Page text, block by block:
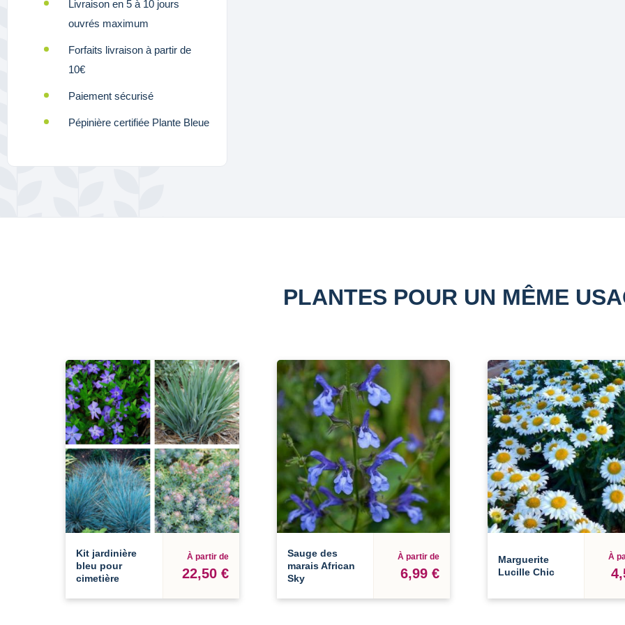
Livraison en 5 à 10 jours
ouvrés maximum
Forfaits livraison à partir de
10€
Paiement sécurisé
Pépinière certifiée Plante Bleue
PLANTES POUR UN MÊME
Kit jardinière
bleu pour
cimetière
À partir de
22,50 €
Sauge des
marais African
Sky
À partir de
6,99 €
Marguerite
Lucille Chic
À